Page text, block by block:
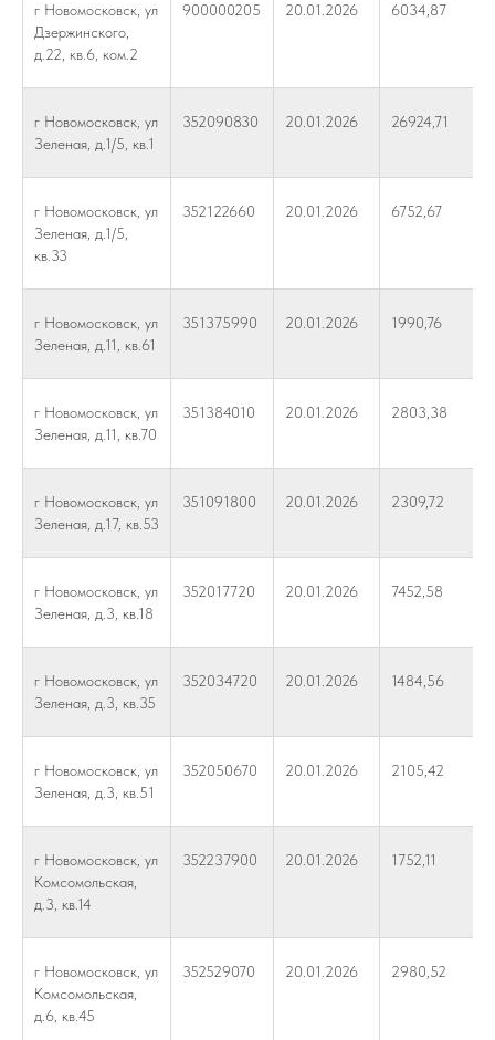
г Новомосковск, ул
Дзержинского,
д.22, кв.6, ком.2
900000205 20.01.2026 6034,87
г Новомосковск, ул
Зеленая, д.1/5, кв.1
352090830 20.01.2026 26924,71
г Новомосковск, ул
Зеленая, д.1/5,
кв.33
352122660 20.01.2026 6752,67
г Новомосковск, ул
Зеленая, д.11, кв.61
351375990 20.01.2026 1990,76
г Новомосковск, ул
Зеленая, д.11, кв.70
351384010 20.01.2026 2803,38
г Новомосковск, ул
Зеленая, д.17, кв.53
351091800 20.01.2026 2309,72
г Новомосковск, ул
Зеленая, д.3, кв.18
352017720 20.01.2026 7452,58
г Новомосковск, ул
Зеленая, д.3, кв.35
352034720 20.01.2026 1484,56
г Новомосковск, ул
Зеленая, д.3, кв.51
352050670 20.01.2026 2105,42
г Новомосковск, ул
Комсомольская,
д.3, кв.14
352237900 20.01.2026 1752,11
г Новомосковск, ул
Комсомольская,
д.6, кв.45
352529070 20.01.2026 2980,52